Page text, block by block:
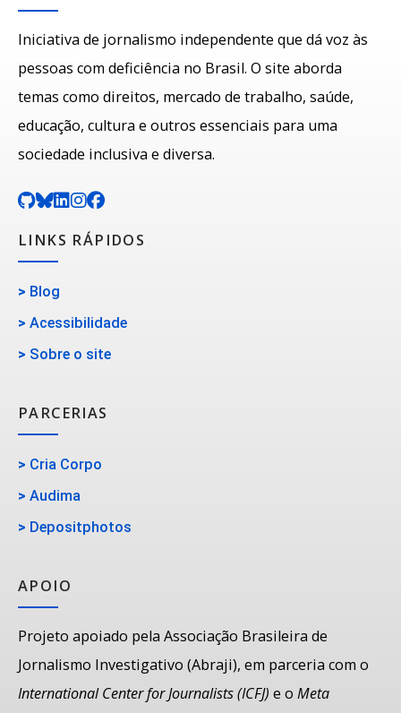
Iniciativa de jornalismo independente que dá voz às
pessoas com deficiência no Brasil. O site aborda
temas como direitos, mercado de trabalho, saúde,
educação, cultura e outros essenciais para uma
sociedade inclusiva e diversa.
LINKS RÁPIDOS
> Blog
> Acessibilidade
> Sobre o site
PARCERIAS
> Cria Corpo
> Audima
> Depositphotos
APOIO
Projeto apoiado pela Associação Brasileira de
Jornalismo Investigativo (Abraji), em parceria com o
International Center for Journalists (ICFJ) e o Meta